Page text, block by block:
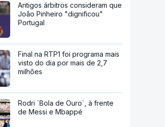
Antigos árbitros consideram que
João Pinheiro "dignificou"
Portugal
Final na RTP1 foi programa mais
visto do dia por mais de 2,7
milhões
Rodri `Bola de Ouro`, à frente
de Messi e Mbappé